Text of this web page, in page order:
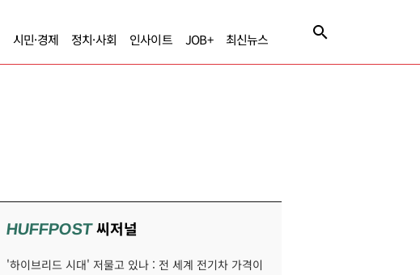
시민·경제 정치·사회 인사이트 JOB+ 최신뉴스
HUFFPOST씨저널
'하이브리드 시대' 저물고 있나 : 전 세계 전기차 가격이